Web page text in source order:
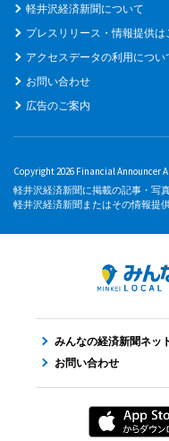
軽井沢経済新聞について
プレスリリース・情報提供は
アクセスデータの利用につい
お問い合わせ
広告のご案内
Copyright 2026 Financial Announcer
軽井沢経済新聞に掲載の記事・写
軽井沢経済新聞またはその情報提
みんなの経済新聞ネッ
お問い合わせ